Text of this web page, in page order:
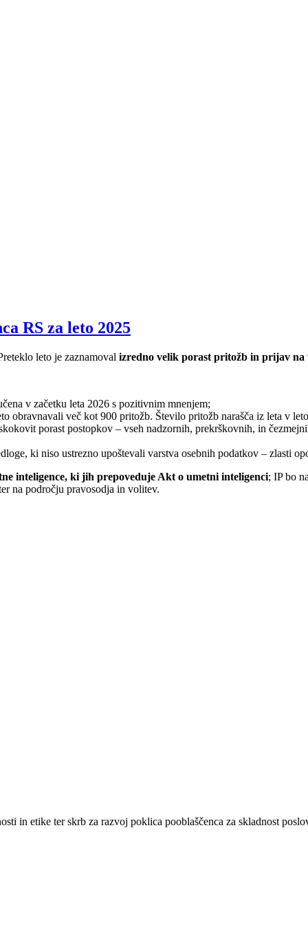
RS za leto 2025
leto je zaznamoval izredno velik porast pritožb in prijav na
v začetku leta 2026 s pozitivnim mnenjem;
obravnavali več kot 900 pritožb. Število pritožb narašča iz leta v
porast postopkov – vseh nadzornih, prekrškovnih, in
ki niso ustrezno upoštevali varstva osebnih podatkov – zlasti
inteligence, ki jih prepoveduje Akt o umetni inteligenci; IP bo
na področju pravosodja in volitev.
in etike ter skrb za razvoj poklica pooblaščenca za skladnost